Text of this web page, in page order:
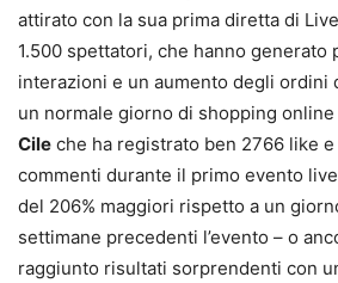
attirato con la sua prima diretta di
1.500 spettatori, che hanno generato
interazioni e un aumento degli ordini
un normale giorno di shopping online
Cile che ha registrato ben 2766 like e
commenti durante il primo evento
del 206% maggiori rispetto a un
settimane precedenti l’evento – o
raggiunto risultati sorprendenti con